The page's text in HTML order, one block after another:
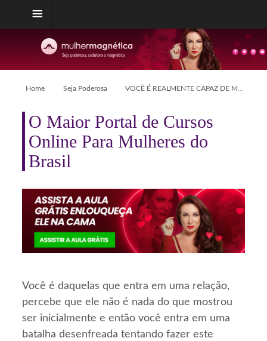
Home Seja Poderosa VOCÊ É REALMENTE CAPAZ DE MUDAR UM HOMEM?
O Maior Portal de Cursos
Online Para Mulheres do
Brasil
Você é daquelas que entra em uma relação,
percebe que ele não é nada do que mostrou
ser inicialmente e então você entra em uma
batalha desenfreada tentando fazer este